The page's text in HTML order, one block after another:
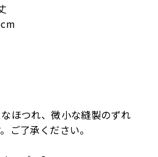
ほつれ、微小な縫製のずれ
ご了承ください。